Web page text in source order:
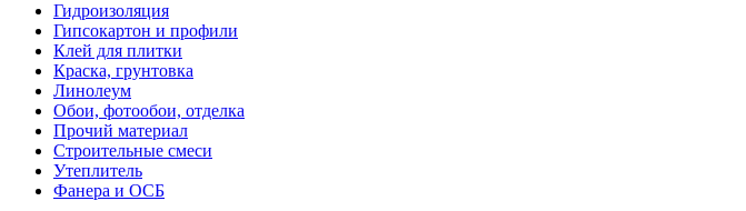
Гидроизоляция
Гипсокартон и профили
Клей для плитки
Краска, грунтовка
Линолеум
Обои, фотообои, отделка
Прочий материал
Строительные смеси
Утеплитель
Фанера и ОСБ